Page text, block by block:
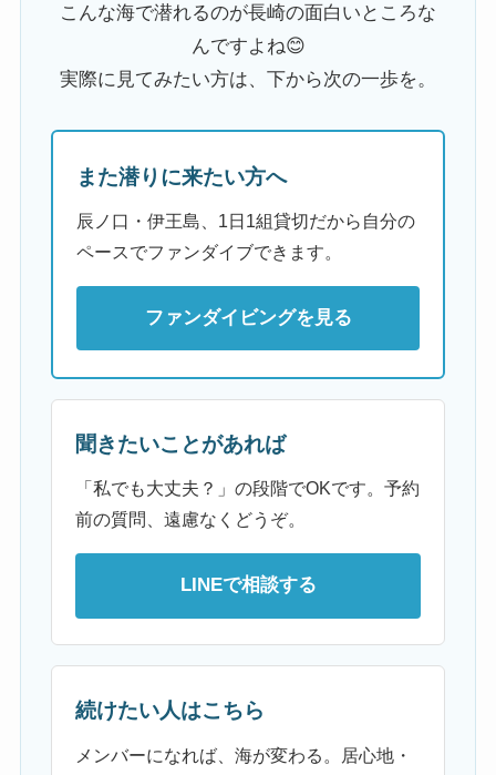
こんな海で潜れるのが長崎の面白いところな
んですよね😊
実際に見てみたい方は、下から次の一歩を。
また潜りに来たい方へ
辰ノ口・伊王島、1日1組貸切だから自分の
ペースでファンダイブできます。
ファンダイビングを見る
聞きたいことがあれば
「私でも大丈夫？」の段階でOKです。予約
前の質問、遠慮なくどうぞ。
LINEで相談する
続けたい人はこちら
メンバーになれば、海が変わる。居心地・